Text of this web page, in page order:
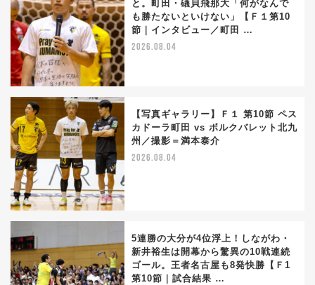
と。町田・礒貝飛那大「何がなんで
も勝たないといけない」【Ｆ１第10
節｜インタビュー／町田 …
2026.08.04
【写真ギャラリー】Ｆ１ 第10節 ペス
カドーラ町田 vs ボルクバレット北九
州／撮影＝満本泰介
2026.08.04
5連勝の大分が4位浮上！しながわ・
新井裕生は開幕から驚異の10戦連続
ゴール。王者名古屋も8発快勝【Ｆ1
第10節｜試合結果 …